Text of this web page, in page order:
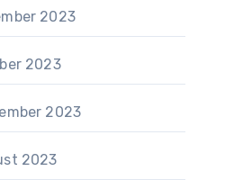
2023
2023
2023
2023